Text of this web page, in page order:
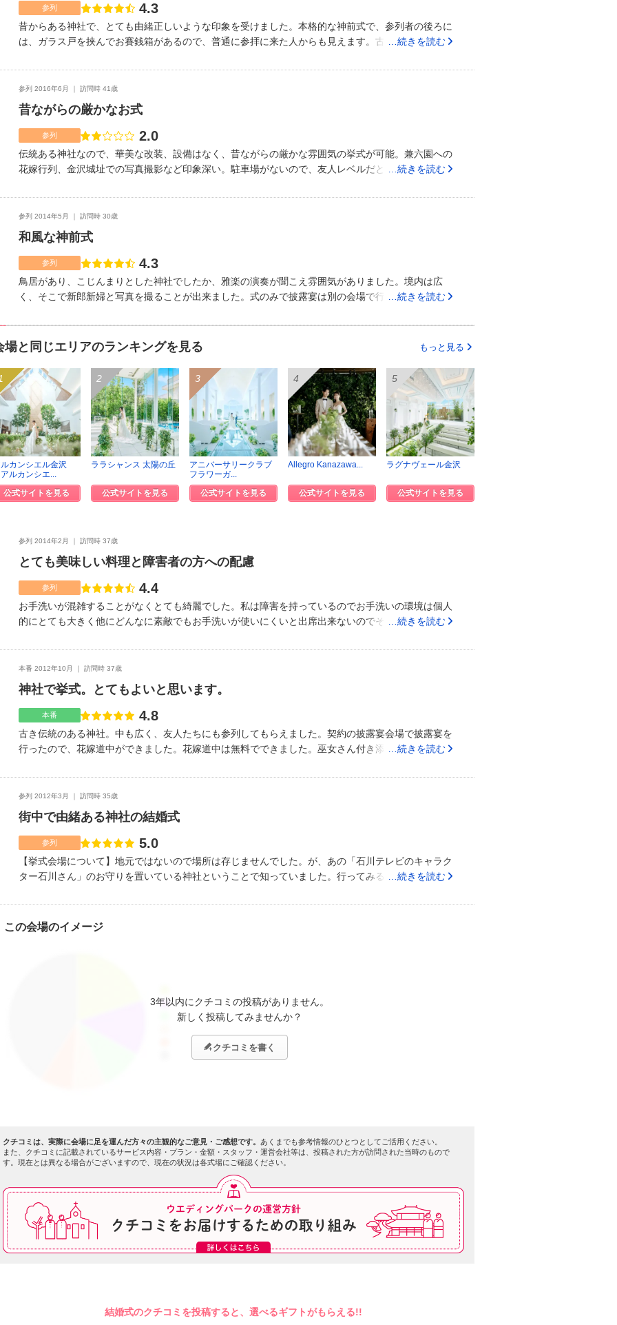
参列 点数
4.3
昔からある神社で、とても由緒正しいような印象を受けました。本格的な神前式で、参列者の後ろに
は、ガラス戸を挟んでお賽銭箱があるので、普通に参拝に来た人からも見えます。古いたてものです
も、石川門まで歩けるので、外での写真が撮れて良いです。式内での玉ぐしの収め方や、新郎新婦、
参列者の中の動きを分かりやすく端的に指示してすすめてくださったので、作法をよく知らない自分
でも、安心して参列出来ました。古くからの純和風な挙式をするにはとても良いと思います。挙式後
に外を見みんなで歩けるのもすてきです。外国人観光客も、白無垢姿に興奮して写真を撮っていまし
た(^^)
…続きを読む
参列 2016年6月 訪問時 41歳
昔ながらの厳かなお式
参列 点数
2.0
伝統ある神社なので、華美な改装、設備はなく、昔ながらの厳かな雰囲気の挙式が可能。兼六園への
花嫁行列、金沢城址での写真撮影など印象深い。駐車場がないので、友人レベルだと車で行くと停め
配慮には少しかけるが、新郎新婦への対応はしっかりしていた。・兼六園への花嫁行列が魅力的・金
沢城址前での写真撮影・大人向け・厳かな昔ながらの挙式・伝統を感じる・少人数向け・30代後半～
40代の挙式にはぴったりの落ち着いた雰囲気です。・花嫁行列や金沢城址前での撮影は参列者にも思
い出に残る素晴らしい式となります。・神殿内は少し暗めなので、素人の撮影ではあまりいい写真は
とれません。
…続きを読む
参列 2014年5月 訪問時 30歳
和風な神前式
参列 点数
4.3
鳥居があり、こじんまりとした神社でしたか、雅楽の演奏が聞こえ雰囲気がありました。境内は広
く、そこで新郎新婦と写真を撮ることが出来ました。式のみで披露宴は別の会場で行ったため、評価
た。また、神社内に駐車場がありました。神職の方たちはとても親切でした。プランナーさんがい
て、誘導などをして下さったので安心でした。子どもを連れてきている友人がいたり、結構人数が多
とても良かったです。この神社は縁結びの神様として有名なので、これからも夫婦円満に過ごしてく
れたらいいなと思いました。
…続きを読む
場と同じエリアのランキングを見る もっと見る
カンシエル金沢
ルカンシエ...
公式サイトを見る
ララシャンス 太陽の丘
公式サイトを見る
アニバーサリークラブ
フラワーガ...
公式サイトを見る
Allegro Kanazawa...
公式サイトを見る
ラグナヴェール金沢
公式サイトを見る
参列 2014年2月 訪問時 37歳
とても美味しい料理と障害者の方への配慮
参列 点数
4.4
お手洗いが混雑することがなくとても綺麗でした。私は障害を持っているのでお手洗いの環境は個人
的にとても大きく他にどんなに素敵でもお手洗いが使いにくいと出席出来ないのでそれが特に良く印
た。大人な結婚式でしたので丁度良かったと思います。日本料理、懐石でした。旬の野菜が豊富でど
れもこれも美味しくて心も体も満足です。勿論お肉、お魚料理もとても美味しく女性に嬉しいデザー
トもついていました。子供用は別に用意出来るそうです。食材の味を活かし濃い味付けではなく食材
本来の味で新鮮で本当に素晴らしかったです。お料理だけでもまた食べに行きたいくらいです。特に
不便なこともなくはじめて石川県に行きましたが分かりやすかったです。もしかしたら直交バスなど
があったかもしれませんが私は先に述べたように障害があるので交通アクセスはあまり分かりません
が不便はないという感じです。立地条件は兼六園が近く披露宴が終わってからも見られたので旅行と
してもいいです。お酒を持ってくるタイミングが絶妙で凄いなあと思いました。女性スタッフさんが
人などで障害者の方がいてもトイレがしっかりしているので大丈夫です。子供用のジュースもちゃん
とあります。お子様向けの食事もしてもらえるようです。何と言っても料理の美味しさ、新郎新婦の
和風のしっとりとした披露宴にはとてもいいと思います。私も結婚するときがきたらこういう場所で
やりたいなあと思いましたよ。
…続きを読む
本番 2012年10月 訪問時 37歳
神社で挙式。とてもよいと思います。
本番 点数
4.8
古き伝統のある神社。中も広く、友人たちにも参列してもらえました。契約の披露宴会場で披露宴を
行ったので、花嫁道中ができました。花嫁道中は無料でできました。巫女さん付き添いです。駐車場
列。すごくいい思い出になりました。金沢城、兼六園近くで200メートルくらいですが最高なひと時
です。巫女の舞があります。誓いの詞など挙式時の申し送りが丁寧でした。白無垢。綿帽子伝統。や
はり、花嫁道中！道中の写真はとてもよいです。厳粛で心に残る挙式ができます。その後初詣には毎
年出かけています。挙式前の打ち合わせ等は特になく、当日のみ説明をうけて行いました。
…続きを読む
参列 2012年3月 訪問時 35歳
街中で由緒ある神社の結婚式
参列 点数
5.0
【挙式会場について】地元ではないので場所は存じませんでした。が、あの「石川テレビのキャラク
ター石川さん」のお守りを置いている神社ということで知っていました。行ってみるととても歴史が
見でなく友人にまで椅子が用意されていました。）寒い冬の時期でしたが、外で待たされることなく
友人も挙式までの時間神社内で暖かく待つことができたので良かったです。【スタッフ・プランナー
クシーで行きやすいです。大通りに面しているのでわかりやすいですが、神社なので大きな看板があ
るわけではないでの良く見て行くことが必要です。【この式場のおすすめポイント】大きな神社です
守りや志向をこらしたお守りも売っているので参列のお土産？記念に良いかも。
…続きを読む
この会場のイメージ
3年以内にクチコミの投稿がありません。
新しく投稿してみませんか？
クチコミを書く
クチコミは、実際に会場に足を運んだ方々の主観的なご意見・ご感想です。 あくまでも参考情報のひとつとしてご活用ください。
また、クチコミに記載されているサービス内容・プラン・金額・スタッフ・運営会社等は、投稿された方が訪問された当時のもので
す。現在とは異なる場合がございますので、現在の状況は各式場にご確認ください。
結婚式のクチコミを投稿すると、選べるギフトがもらえる!!